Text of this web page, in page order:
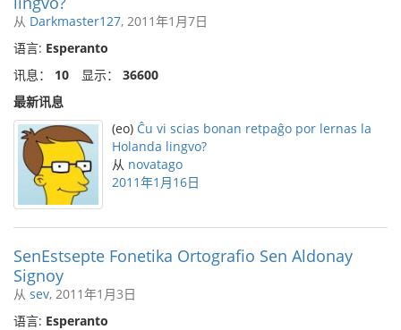
从 Darkmaster127, 2011年1月7日
语言: Esperanto
讯息： 10 显示： 36600
最新讯息
(eo) Ĉu vi scias bonan retpaĝo por lernas la
Holanda lingvo?
从 novatago
2011年1月16日
SenEstsepte Fonetika Ortografio Sen Aldonay
Signoy
从 sev, 2011年1月3日
语言: Esperanto